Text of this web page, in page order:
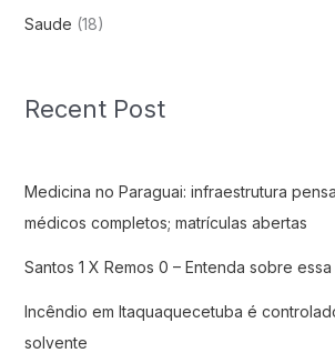
Saude (18)
Recent Post
Medicina no Paraguai: infraestrutura
médicos completos; matrículas abertas
Santos 1 X Remos 0 – Entenda sobre
Incêndio em Itaquaquecetuba é
solvente